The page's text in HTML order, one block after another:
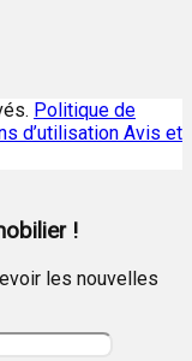
Politique de
d’utilisation Avis et
!
les nouvelles